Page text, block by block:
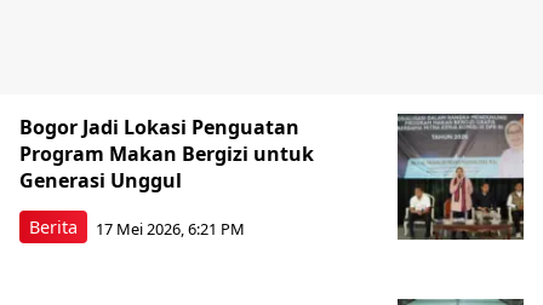
Berita
Bogor Jadi Lokasi Penguatan
Program Makan Bergizi untuk
Generasi Unggul
17 Mei 2026, 6:21 PM